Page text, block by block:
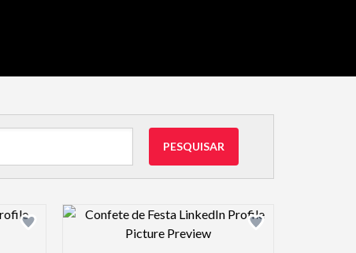
PESQUISAR
image Design preview image